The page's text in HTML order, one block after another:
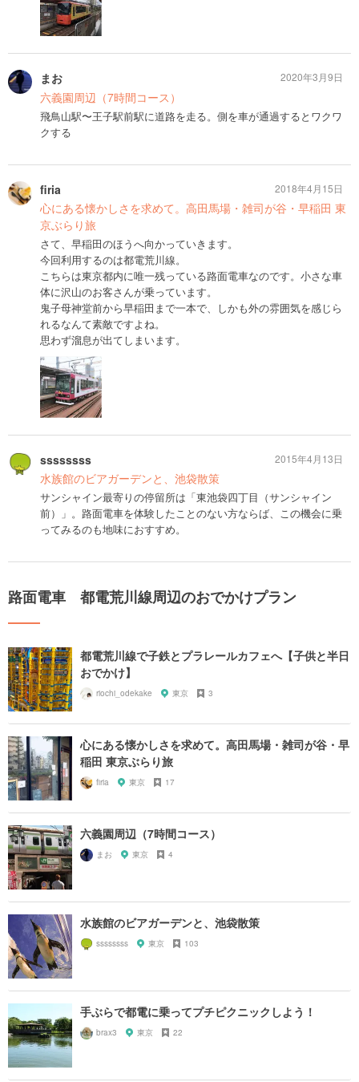
まお
六義園周辺（7時間コース）
飛鳥山駅〜王子駅前駅に道路を走る。側を車が通過するとワクワ
クする
2020年3月9日
firia
心にある懐かしさを求めて。高田馬場・雑司が谷・早稲田 東
京ぶらり旅
さて、早稲田のほうへ向かっていきます。
今回利用するのは都電荒川線。
こちらは東京都内に唯一残っている路面電車なのです。小さな車
体に沢山のお客さんが乗っています。
鬼子母神堂前から早稲田まで一本で、しかも外の雰囲気を感じら
れるなんて素敵ですよね。
思わず溜息が出てしまいます。
2018年4月15日
ssssssss
水族館のビアガーデンと、池袋散策
サンシャイン最寄りの停留所は「東池袋四丁目（サンシャイン
前）」。路面電車を体験したことのない方ならば、この機会に乗
ってみるのも地味におすすめ。
2015年4月13日
路面電車 都電荒川線周辺のおでかけプラン
都電荒川線で子鉄とプラレールカフェへ【子供と半日
おでかけ】
riochi_odekake 東京 3
心にある懐かしさを求めて。高田馬場・雑司が谷・早
稲田 東京ぶらり旅
firia 東京 17
六義園周辺（7時間コース）
まお 東京 4
水族館のビアガーデンと、池袋散策
ssssssss 東京 103
手ぶらで都電に乗ってプチピクニックしよう！
brax3 東京 22